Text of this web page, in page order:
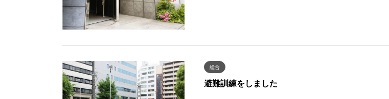
総合
避難訓練をしました